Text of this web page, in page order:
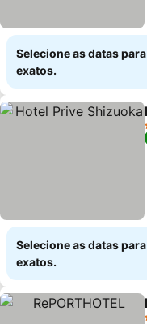
Selecione as datas
exatos.
Selecione as datas
exatos.